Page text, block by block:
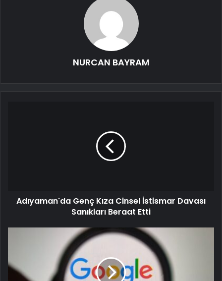
NURCAN BAYRAM
Adıyaman'da Genç Kıza Cinsel İstismar Davası
Sanıkları Beraat Etti